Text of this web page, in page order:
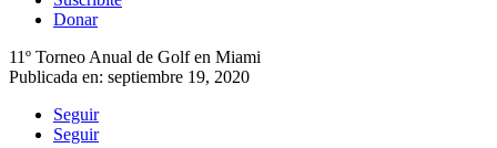
Donar
11º Torneo Anual de Golf en Miami
Publicada en: septiembre 19, 2020
Seguir
Seguir